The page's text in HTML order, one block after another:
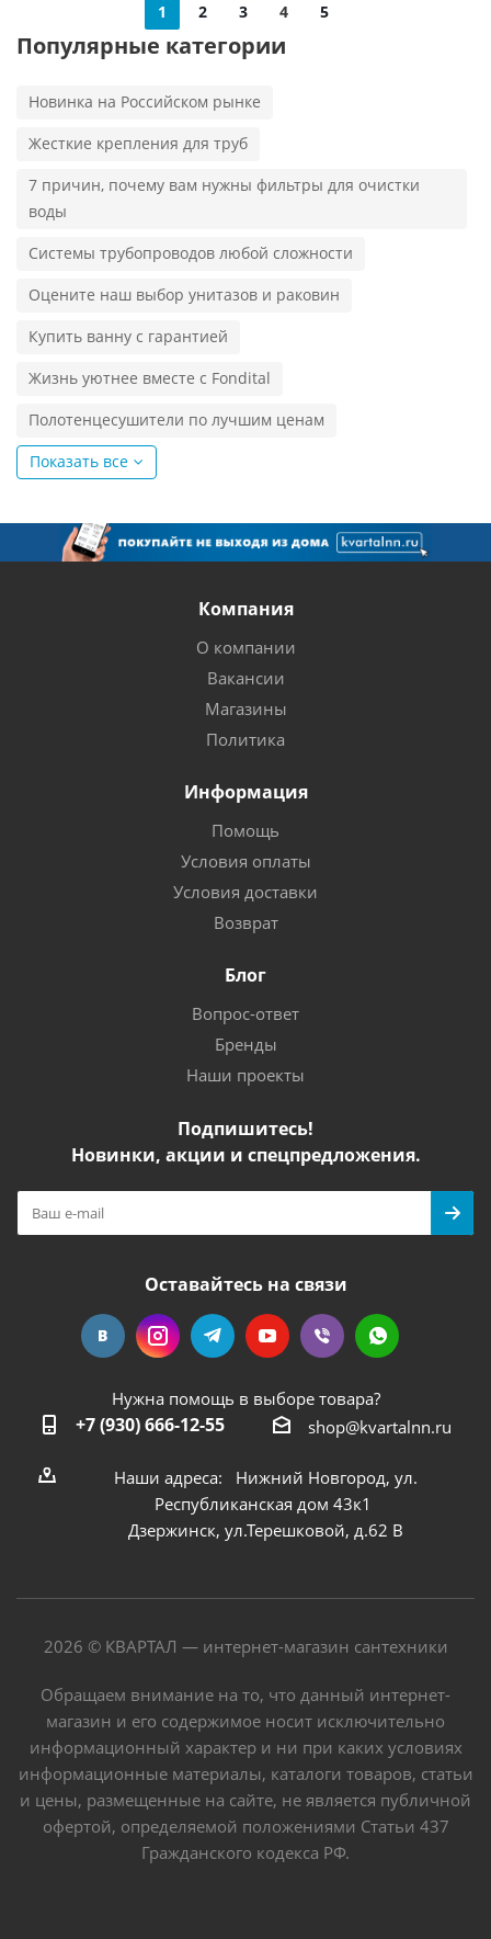
1 2 3 4 5
Популярные категории
Новинка на Российском рынке
Жесткие крепления для труб
7 причин, почему вам нужны фильтры для очистки
воды
Системы трубопроводов любой сложности
Оцените наш выбор унитазов и раковин
Купить ванну с гарантией
Жизнь уютнее вместе с Fondital
Полотенцесушители по лучшим ценам
Показать все
Компания
О компании
Вакансии
Магазины
Политика
Информация
Помощь
Условия оплаты
Условия доставки
Возврат
Блог
Вопрос-ответ
Бренды
Наши проекты
Подпишитесь!
Новинки, акции и спецпредложения.
Оставайтесь на связи
Нужна помощь в выборе товара?
+7 (930) 666-12-55 shop@kvartalnn.ru
Наши адреса: Нижний Новгород, ул.
Республиканская дом 43к1
Дзержинск, ул.Терешковой, д.62 В
2026 © КВАРТАЛ — интернет-магазин сантехники
Обращаем внимание на то, что данный интернет-
магазин и его содержимое носит исключительно
информационный характер и ни при каких условиях
информационные материалы, каталоги товаров, статьи
и цены, размещенные на сайте, не является публичной
офертой, определяемой положениями Статьи 437
Гражданского кодекса РФ.